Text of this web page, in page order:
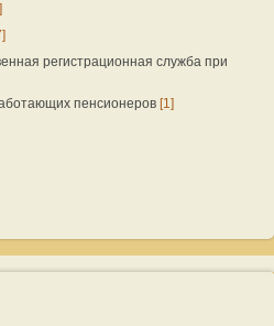
регистрационная служба при
пенсионеров [1]